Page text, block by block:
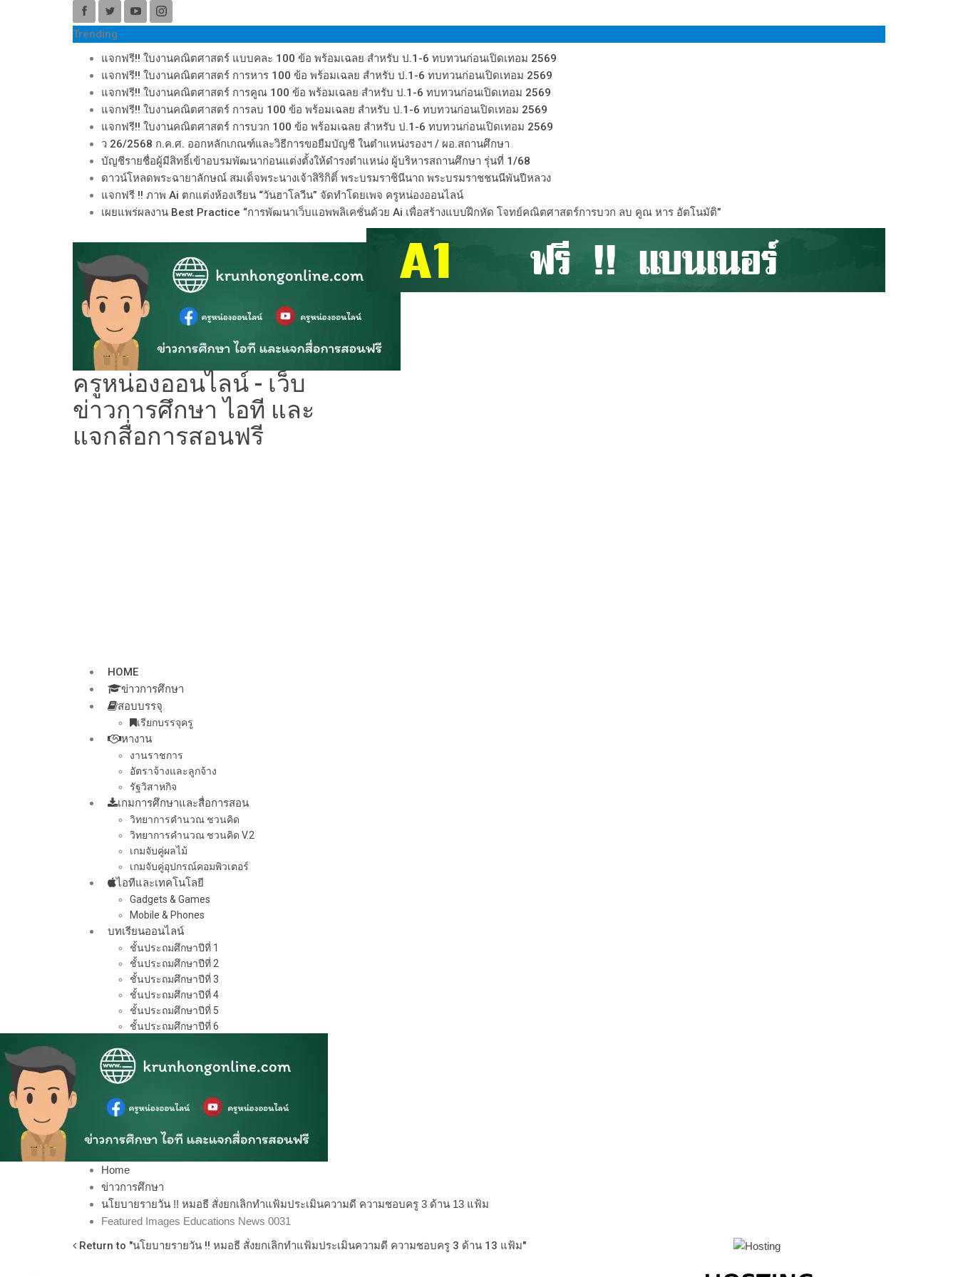
Trending
แจกฟรี!! ใบงานคณิตศาสตร์ แบบคละ 100 ข้อ พร้อมเฉลย สำหรับ ป.1-6 ทบทวนก่อนเปิดเทอม 2569
แจกฟรี!! ใบงานคณิตศาสตร์ การหาร 100 ข้อ พร้อมเฉลย สำหรับ ป.1-6 ทบทวนก่อนเปิดเทอม 2569
แจกฟรี!! ใบงานคณิตศาสตร์ การคูณ 100 ข้อ พร้อมเฉลย สำหรับ ป.1-6 ทบทวนก่อนเปิดเทอม 2569
แจกฟรี!! ใบงานคณิตศาสตร์ การลบ 100 ข้อ พร้อมเฉลย สำหรับ ป.1-6 ทบทวนก่อนเปิดเทอม 2569
แจกฟรี!! ใบงานคณิตศาสตร์ การบวก 100 ข้อ พร้อมเฉลย สำหรับ ป.1-6 ทบทวนก่อนเปิดเทอม 2569
ว 26/2568 ก.ค.ศ. ออกหลักเกณฑ์และวิธีการขอยืมบัญชี ในตำแหน่งรองฯ / ผอ.สถานศึกษา
บัญชีรายชื่อผู้มีสิทธิ์เข้าอบรมพัฒนาก่อนแต่งตั้งให้ดำรงตำแหน่ง ผู้บริหารสถานศึกษา รุ่นที่ 1/68
ดาวน์โหลดพระฉายาลักษณ์ สมเด็จพระนางเจ้าสิริกิติ์ พระบรมราชินีนาถ พระบรมราชชนนีพันปีหลวง
แจกฟรี !! ภาพ Ai ตกแต่งห้องเรียน “วันฮาโลวีน” จัดทำโดยเพจ ครูหน่องออนไลน์
เผยแพร่ผลงาน Best Practice “การพัฒนาเว็บแอพพลิเคชั่นด้วย Ai เพื่อสร้างแบบฝึกหัด โจทย์คณิตศาสตร์การบวก ลบ คูณ หาร อัตโนมัติ”
ครูหน่องออนไลน์ - เว็บ
ข่าวการศึกษา ไอที และ
แจกสื่อการสอนฟรี
HOME
ข่าวการศึกษา
สอบบรรจุ
เรียกบรรจุครู
หางาน
งานราชการ
อัตราจ้างและลูกจ้าง
รัฐวิสาหกิจ
เกมการศึกษาและสื่อการสอน
วิทยาการคำนวณ ชวนคิด
วิทยาการคำนวณ ชวนคิด V.2
เกมจับคู่ผลไม้
เกมจับคู่อุปกรณ์คอมพิวเตอร์
ไอทีและเทคโนโลยี
Gadgets & Games
Mobile & Phones
บทเรียนออนไลน์
ชั้นประถมศึกษาปีที่ 1
ชั้นประถมศึกษาปีที่ 2
ชั้นประถมศึกษาปีที่ 3
ชั้นประถมศึกษาปีที่ 4
ชั้นประถมศึกษาปีที่ 5
ชั้นประถมศึกษาปีที่ 6
Home
ข่าวการศึกษา
นโยบายรายวัน !! หมอธี สั่งยกเลิกทำแฟ้มประเมินความดี ความชอบครู 3 ด้าน 13 แฟ้ม
Featured Images Educations News 0031
Return to "นโยบายรายวัน !! หมอธี สั่งยกเลิกทำแฟ้มประเมินความดี ความชอบครู 3 ด้าน 13 แฟ้ม"